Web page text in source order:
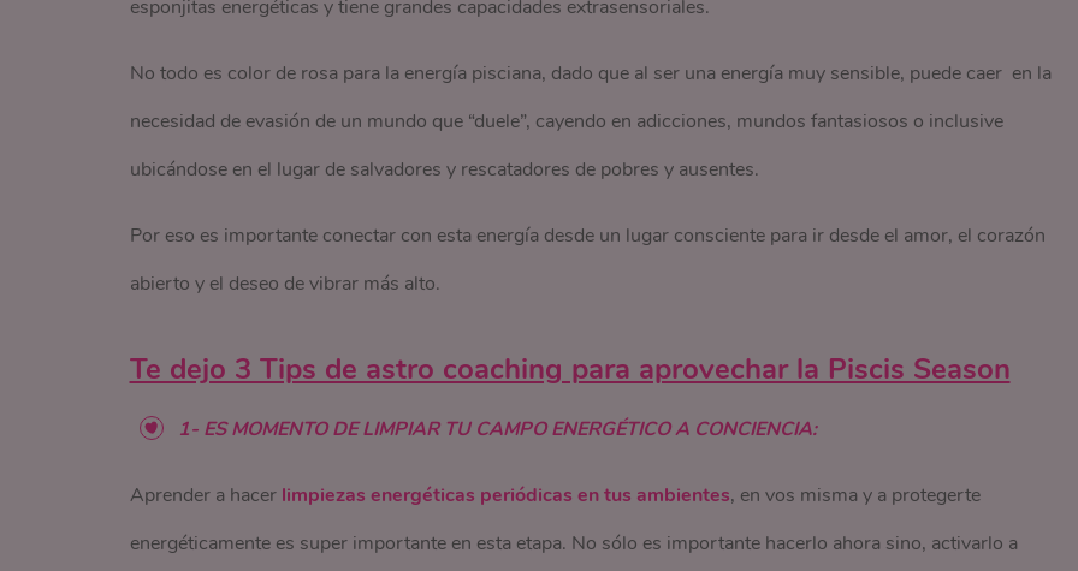
esponjitas energéticas y tiene grandes capacidades extrasensoriales.
No todo es color de rosa para la energía pisciana, dado que al ser una energía muy sensible, puede caer en la
necesidad de evasión de un mundo que “duele”, cayendo en adicciones, mundos fantasiosos o inclusive
ubicándose en el lugar de salvadores y rescatadores de pobres y ausentes.
Por eso es importante conectar con esta energía desde un lugar consciente para ir desde el amor, el corazón
abierto y el deseo de vibrar más alto.
Te dejo 3 Tips de astro coaching para aprovechar la Piscis Season
1- ES MOMENTO DE LIMPIAR TU CAMPO ENERGÉTICO A CONCIENCIA:
Aprender a hacerlimpiezas energéticas periódicas en tus ambientes, en vos misma y a protegerte
energéticamente es super importante en esta etapa. No sólo es importante hacerlo ahora sino, activarlo a